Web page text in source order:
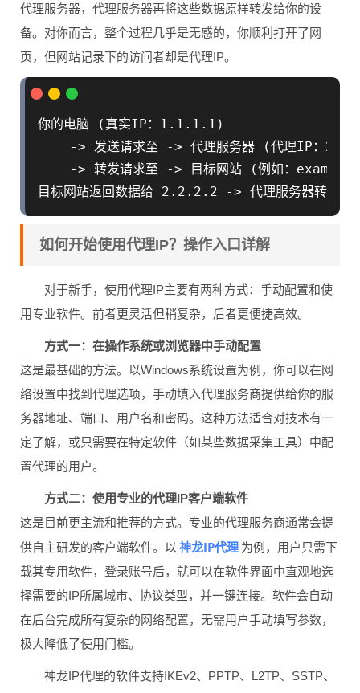
代理服务器，代理服务器再将这些数据原样转发给你的设
备。对你而言，整个过程几乎是无感的，你顺利打开了网
页，但网站记录下的访问者却是代理IP。
你的电脑 (真实IP：1.1.1.1)
-> 发送请求至 -> 代理服务器 (代理IP：
-> 转发请求至 -> 目标网站 (例如：
如何开始使用代理IP？操作入口详解
对于新手，使用代理IP主要有两种方式：手动配置和使
用专业软件。前者更灵活但稍复杂，后者更便捷高效。
方式一：在操作系统或浏览器中手动配置
这是最基础的方法。以Windows系统设置为例，你可以在网
络设置中找到代理选项，手动填入代理服务商提供给你的服
务器地址、端口、用户名和密码。这种方法适合对技术有一
定了解，或只需要在特定软件（如某些数据采集工具）中配
置代理的用户。
方式二：使用专业的代理IP客户端软件
这是目前更主流和推荐的方式。专业的代理服务商通常会提
供自主研发的客户端软件。以 神龙IP代理 为例，用户只需下
载其专用软件，登录账号后，就可以在软件界面中直观地选
择需要的IP所属城市、协议类型，并一键连接。软件会自动
在后台完成所有复杂的网络配置，无需用户手动填写参数，
极大降低了使用门槛。
神龙IP代理的软件支持IKEv2、PPTP、L2TP、SSTP、